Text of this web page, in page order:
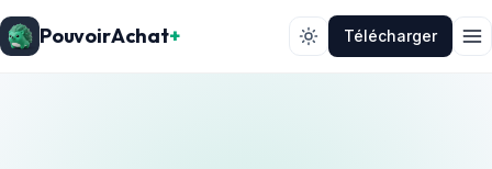
PouvoirAchat+ Télécharger